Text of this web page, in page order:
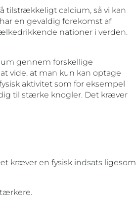
tilstrækkeligt calcium, så vi kan
en gevaldig forekomst af
nationer i verden.
gennem forskellige
vide, at man kun kan optage
aktivitet som for eksempel
dig til stærke knogler. Det kræver
kræver en fysisk indsats ligesom